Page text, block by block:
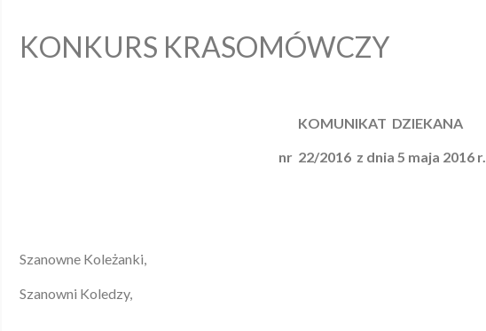
KONKURS KRASOMÓWCZY
KOMUNIKAT DZIEKANA
nr 22/2016 z dnia 5 maja 2016 r.
Szanowne Koleżanki,
Szanowni Koledzy,